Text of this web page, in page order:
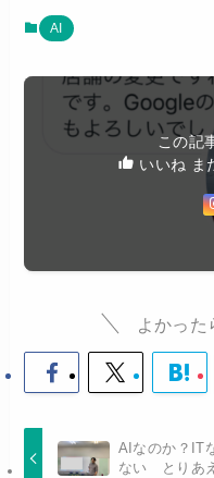
AI
この記
いいね ま
よかった
AIなのか？IT
ない とりあ